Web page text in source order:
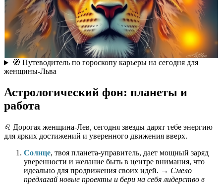
🧭 Путеводитель по гороскопу карьеры на сегодня для
женщины-Льва
Астрологический фон: планеты и
работа
♌️ Дорогая женщина-Лев, сегодня звезды дарят тебе энергию
для ярких достижений и уверенного движения вверх.
Солнце, твоя планета-управитель, дает мощный заряд
уверенности и желание быть в центре внимания, что
идеально для продвижения своих идей. → Смело
предлагай новые проекты и бери на себя лидерство в